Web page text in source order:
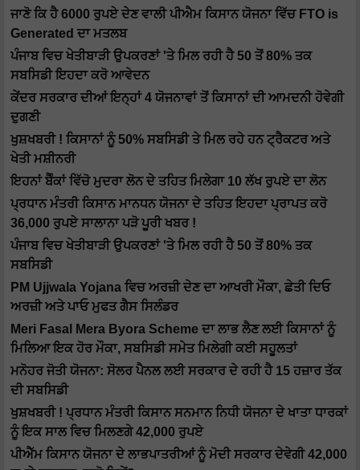
ਜਾਣੋ ਕਿ ਹੈ 6000 ਰੁਪਏ ਦੇਣ ਵਾਲੀ ਪੀਐਮ ਕਿਸਾਨ ਯੋਜਨਾ ਵਿੱਚ FTO is
Generated ਦਾ ਮਤਲਬ
ਪੰਜਾਬ ਵਿਚ ਖੇਤੀਬਾੜੀ ਉਪਕਰਣਾਂ 'ਤੇ ਮਿਲ ਰਹੀ ਹੈ 50 ਤੋਂ 80% ਤਕ
ਸਬਸਿਡੀ ਇਹਦਾ ਕਰੋ ਆਵੇਦਨ
ਕੇਂਦਰ ਸਰਕਾਰ ਦੀਆਂ ਇਨ੍ਹਾਂ 4 ਯੋਜਨਾਵਾਂ ਤੋਂ ਕਿਸਾਨਾਂ ਦੀ ਆਮਦਨੀ ਹੋਵੇਗੀ
ਦੁਗਣੀ
ਖੁਸ਼ਖਬਰੀ ! ਕਿਸਾਨਾਂ ਨੂੰ 50% ਸਬਸਿਡੀ ਤੇ ਮਿਲ ਰਹੇ ਹਨ ਟ੍ਰੈਕਟਰ ਅਤੇ
ਖੇਤੀ ਮਸ਼ੀਨਰੀ
ਇਹਨਾਂ ਬੈੰਕਾਂ ਵਿੱਚੋ ਮੁਦਰਾ ਲੋਨ ਦੇ ਤਹਿਤ ਮਿਲੇਗਾ 10 ਲੱਖ ਰੁਪਏ ਦਾ ਲੋਨ
ਪ੍ਰਧਾਨ ਮੰਤਰੀ ਕਿਸਾਨ ਮਾਨਧਨ ਯੋਜਨਾ ਦੇ ਤਹਿਤ ਇਹਦਾ ਪ੍ਰਾਪਤ ਕਰੋ
36,000 ਰੁਪਏ ਸਾਲਾਨਾ ਪੜੋ ਪੂਰੀ ਖਬਰ !
ਪੰਜਾਬ ਵਿਚ ਖੇਤੀਬਾੜੀ ਉਪਕਰਣਾਂ 'ਤੇ ਮਿਲ ਰਹੀ ਹੈ 50 ਤੋਂ 80% ਤਕ
ਸਬਸਿਡੀ
PM Ujjwala Yojana ਵਿਚ ਅਰਜ਼ੀ ਦੇਣ ਦਾ ਆਖਰੀ ਮੌਕਾ, ਛੇਤੀ ਦਿਓ
ਅਰਜ਼ੀ ਅਤੇ ਪਾਓ ਮੁਫਤ ਗੈਸ ਸਿਲੰਡਰ
Meri Fasal Mera Byora Scheme ਦਾ ਲਾਭ ਲੈਣ ਲਈ ਕਿਸਾਨਾਂ ਨੂੰ
ਮਿਲਿਆ ਇਕ ਹੋਰ ਮੌਕਾ, ਸਬਸਿਡੀ ਸਮੇਤ ਮਿਲੇਗੀ ਕਈ ਸਹੂਲਤਾਂ
ਮਨੋਹਰ ਜੋਤੀ ਯੋਜਨਾ: ਸੋਲਰ ਪੈਨਲ ਲਈ ਸਰਕਾਰ ਦੇ ਰਹੀ ਹੈ 15 ਹਜ਼ਾਰ ਤੱਕ
ਦੀ ਸਬਸਿਡੀ
ਖੁਸ਼ਖਬਰੀ ! ਪ੍ਰਧਾਨ ਮੰਤਰੀ ਕਿਸਾਨ ਸਨਮਾਨ ਨਿਧੀ ਯੋਜਨਾ ਦੇ ਖਾਤਾ ਧਾਰਕਾਂ
ਨੂੰ ਇਕ ਸਾਲ ਵਿਚ ਮਿਲਣਗੇ 42,000 ਰੁਪਏ
ਪੀਐੱਮ ਕਿਸਾਨ ਯੋਜਨਾ ਦੇ ਲਾਭਪਾਤਰੀਆਂ ਨੂੰ ਮੋਦੀ ਸਰਕਾਰ ਦੇਵੇਗੀ 42,000